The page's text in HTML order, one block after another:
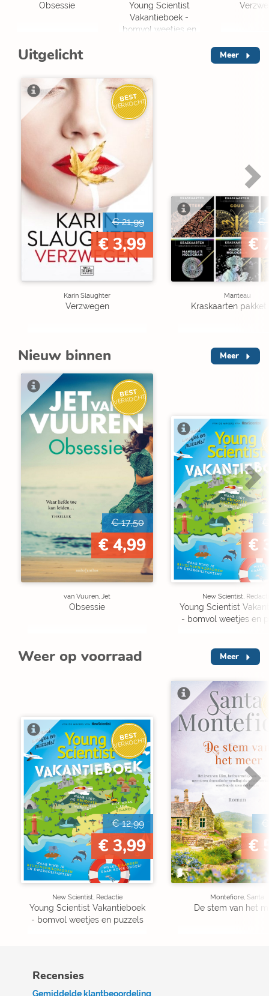
Obsessie
Young Scientist
Vakantieboek -
bomvol weetjes en
Uitgelicht Meer
BEST
VERKOCHT
€ 21,99
€ 3,99
Karin Slaughter
Verzwegen
€
€
Manteau
Kraskaarten pakket
Nieuw binnen Meer
BEST
VERKOCHT
€ 17,50
€ 4,99
van Vuuren, Jet
Obsessie
€
New Scientist,
Young Scientist
- bomvol weetjes en
Weer op voorraad Meer
BEST
VERKOCHT
€ 12,99
€ 3,99
New Scientist, Redactie
Young Scientist Vakantieboek
- bomvol weetjes en puzzels
€
€
Montefiore, Santa
De stem van het
Recensies
Gemiddelde klantbeoordeling